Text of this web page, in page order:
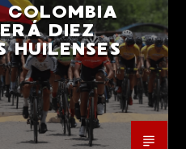
DIEZ
HUILENSES